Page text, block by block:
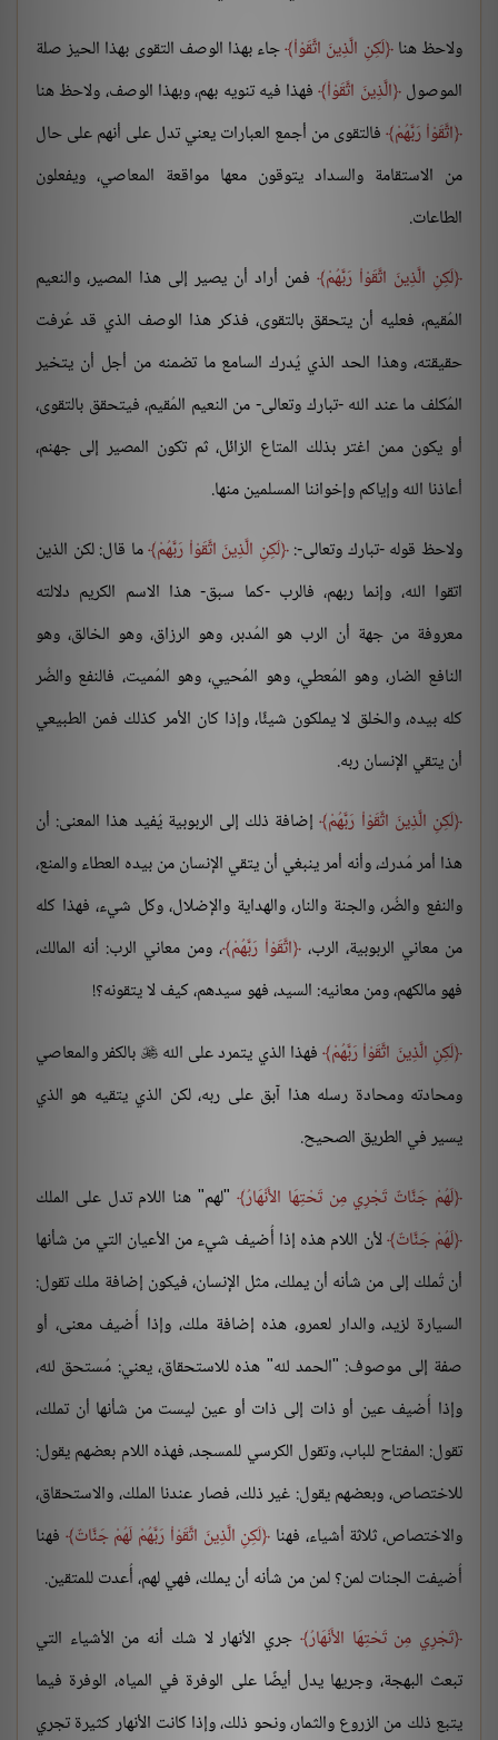
ولاحظ هنا لَكِنِ الَّذِينَ اتَّقَوْاْ جاء بهذا الوصف التقوى بهذا الحيز صلة
الموصول الَّذِينَ اتَّقَوْاْ فهذا فيه تنويه بهم، وبهذا الوصف، ولاحظ هنا
اتَّقَوْاْ رَبَّهُمْ فالتقوى من أجمع العبارات يعني تدل على أنهم على حال
من الاستقامة والسداد يتوقون معها مواقعة المعاصي، ويفعلون
الطاعات.
لَكِنِ الَّذِينَ اتَّقَوْاْ رَبَّهُمْ فمن أراد أن يصير إلى هذا المصير، والنعيم
المُقيم، فعليه أن يتحقق بالتقوى، فذكر هذا الوصف الذي قد عُرفت
حقيقته، وهذا الحد الذي يُدرك السامع ما تضمنه من أجل أن يتخير
المُكلف ما عند الله -تبارك وتعالى- من النعيم المُقيم، فيتحقق بالتقوى،
أو يكون ممن اغتر بذلك المتاع الزائل، ثم تكون المصير إلى جهنم،
أعاذنا الله وإياكم وإخواننا المسلمين منها.
ولاحظ قوله -تبارك وتعالى-: لَكِنِ الَّذِينَ اتَّقَوْاْ رَبَّهُمْ ما قال: لكن الذين
اتقوا الله، وإنما ربهم، فالرب -كما سبق- هذا الاسم الكريم دلالته
معروفة من جهة أن الرب هو المُدبر، وهو الرزاق، وهو الخالق، وهو
النافع الضار، وهو المُعطي، وهو المُحيي، وهو المُميت، فالنفع والضُر
كله بيده، والخلق لا يملكون شيئًا، وإذا كان الأمر كذلك فمن الطبيعي
أن يتقي الإنسان ربه.
لَكِنِ الَّذِينَ اتَّقَوْاْ رَبَّهُمْ إضافة ذلك إلى الربوبية يُفيد هذا المعنى: أن
هذا أمر مُدرك، وأنه أمر ينبغي أن يتقي الإنسان من بيده العطاء والمنع،
والنفع والضُر، والجنة والنار، والهداية والإضلال، وكل شيء، فهذا كله
من معاني الربوبية، الرب، اتَّقَوْاْ رَبَّهُمْ ، ومن معاني الرب: أنه المالك،
فهو مالكهم، ومن معانيه: السيد، فهو سيدهم، كيف لا يتقونه؟!
لَكِنِ الَّذِينَ اتَّقَوْاْ رَبَّهُمْ فهذا الذي يتمرد على الله بالكفر والمعاصي
ومحادته ومحادة رسله هذا آبق على ربه، لكن الذي يتقيه هو الذي
يسير في الطريق الصحيح.
لَهُمْ جَنَّاتٌ تَجْرِي مِن تَحْتِهَا الأَنْهَارُ "لهم" هنا اللام تدل على الملك
لَهُمْ جَنَّاتٌ لأن اللام هذه إذا أُضيف شيء من الأعيان التي من شأنها
أن تُملك إلى من شأنه أن يملك، مثل الإنسان، فيكون إضافة ملك تقول:
السيارة لزيد، والدار لعمرو، هذه إضافة ملك، وإذا أُضيف معنى، أو
صفة إلى موصوف: "الحمد لله" هذه للاستحقاق، يعني: مُستحق لله،
وإذا أُضيف عين أو ذات إلى ذات أو عين ليست من شأنها أن تملك،
تقول: المفتاح للباب، وتقول الكرسي للمسجد، فهذه اللام بعضهم يقول:
للاختصاص، وبعضهم يقول: غير ذلك، فصار عندنا الملك، والاستحقاق،
والاختصاص، ثلاثة أشياء، فهنا لَكِنِ الَّذِينَ اتَّقَوْاْ رَبَّهُمْ لَهُمْ جَنَّاتٌ فهنا
أُضيفت الجنات لمن؟ لمن من شأنه أن يملك، فهي لهم، أُعدت للمتقين.
تَجْرِي مِن تَحْتِهَا الأَنْهَارُ جري الأنهار لا شك أنه من الأشياء التي
تبعث البهجة، وجريها يدل أيضًا على الوفرة في المياه، الوفرة فيما
يتبع ذلك من الزروع والثمار، ونحو ذلك، وإذا كانت الأنهار كثيرة تجري